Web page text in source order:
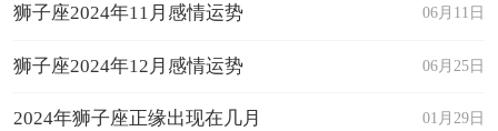
06月11日
狮子座2024年11月感情运势
06月25日
狮子座2024年12月感情运势
01月29日
2024年狮子座正缘出现在几月